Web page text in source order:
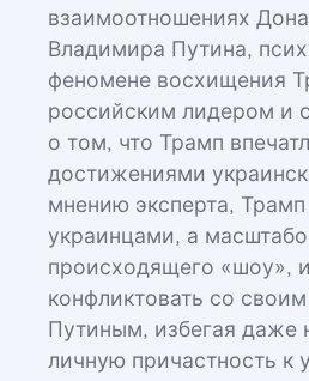
взаимоотношениях
Владимира Путина,
феномене восхищения
российским лидером и
о том, что Трамп
достижениями
мнению эксперта,
украинцами, а
происходящего «шоу»,
конфликтовать со
Путиным, избегая даже
личную причастность к